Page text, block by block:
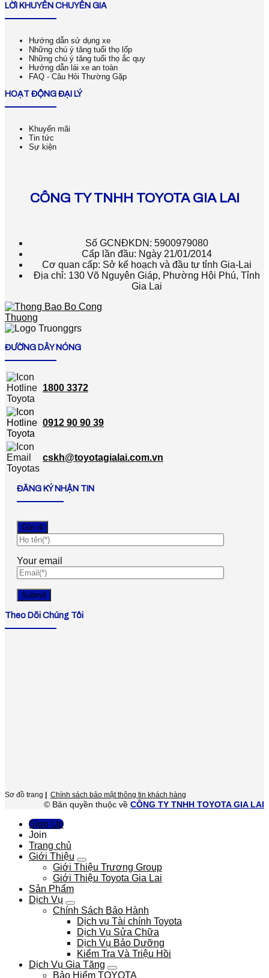
LỜI KHUYÊN CHUYÊN GIA
Hướng dẫn sử dụng xe
Những chú ý tăng tuổi thọ lốp
Những chú ý tăng tuổi thọ ắc quy
Hướng dẫn lái xe an toàn
FAQ - Câu Hỏi Thường Gặp
HOẠT ĐỘNG ĐẠI LÝ
Khuyến mãi
Tin tức
Sự kiện
CÔNG TY TNHH TOYOTA GIA LAI
Số GCNĐKDN: 5900979080
Cấp lần đầu: Ngày 21/01/2014
Cơ quan cấp: Sở kế hoạch và đầu tư tỉnh Gia-Lai
Địa chỉ: 130 Võ Nguyên Giáp, Phường Hội Phú, Tỉnh
Gia Lai
ĐƯỜNG DÂY NÓNG
1800 3372
0912 90 90 39
cskh@toyotagialai.com.vn
ĐĂNG KÝ NHẬN TIN
Your email
Theo Dõi Chúng Tôi
Sơ đồ trang | Chính sách bảo mật thông tin khách hàng
© Bản quyền thuộc về CÔNG TY TNHH TOYOTA GIA LAI
Sign Up
Join
Trang chủ
Giới Thiệu
Giới Thiệu Trương Group
Giới Thiệu Toyota Gia Lai
Sản Phẩm
Dịch Vụ
Chính Sách Bảo Hành
Dịch vụ Tài chính Toyota
Dịch Vụ Sửa Chữa
Dịch Vụ Bảo Dưỡng
Kiểm Tra Và Triệu Hồi
Dịch Vụ Gia Tăng
Bảo Hiểm TOYOTA